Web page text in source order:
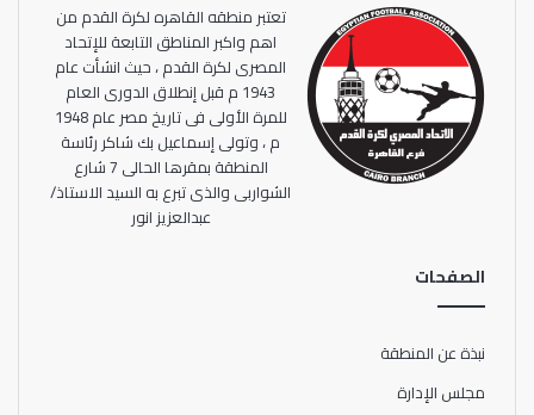
تعتبر منطقه القاهره لكرة القدم من
اهم واكبر المناطق التابعة للإتحاد
المصرى لكرة القدم ، حيث انشأت عام
1943 م قبل إنطلاق الدورى العام
للمرة الأولى فى تاريخ مصر عام 1948
م ، وتولى إسماعيل بك شاكر رئاسة
المنطقة بمقرها الحالى 7 شارع
الشواربى والذى تبرع به السيد الاستاذ/
عبدالعزيز انور
الصفحات
نبذة عن المنطقة
مجلس الإدارة